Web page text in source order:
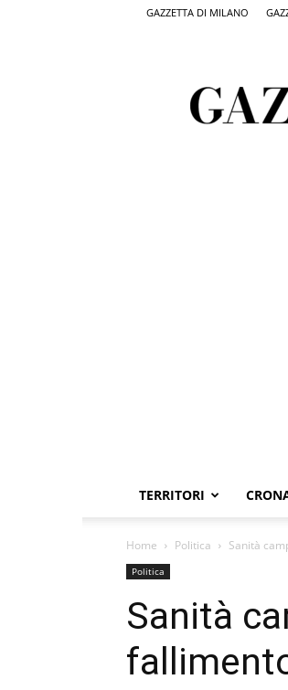
GAZZETTA DI MILANO
TERRITORI
Home Politica Sanità
Politica
Sanità